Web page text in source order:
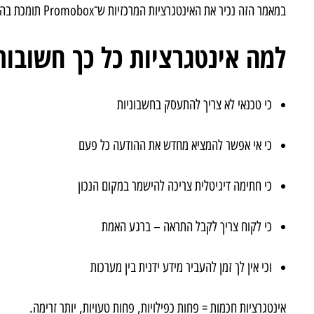
במאמר הזה נכיר את האינטגרציות המרכזיות ש־Promobox תומכת בהן, ואיך הן משפרות את ניהול התחזוקה היומיומי.
למה אינטגרציות כל כך
כי טכנאי לא צריך להתעסק בחשבוניות
כי אי אפשר להמציא מחדש את ההודעה כל פעם
כי חתימה דיגיטלית צריכה להישמר במקום הנכון
כי לקוח צריך לקבל התראה – ברגע האמת
וכי אין לך זמן להעביר מידע ידנית בין מערכות
אינטגרציות חכמות = פחות כפילויות, פחות טעויות, יותר זרימה.